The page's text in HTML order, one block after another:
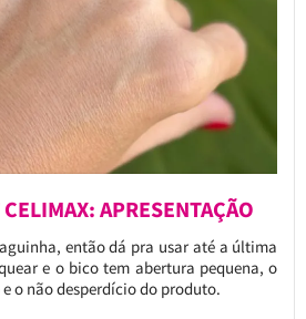
APRESENTAÇÃO
então dá pra usar até a última
e o bico tem abertura pequena, o
o não desperdício do produto.